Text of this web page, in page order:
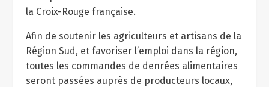
la Croix-Rouge française.
Afin de soutenir les agriculteurs et artisans de la
Région Sud, et favoriser l’emploi dans la région,
toutes les commandes de denrées alimentaires
seront passées auprès de producteurs locaux,